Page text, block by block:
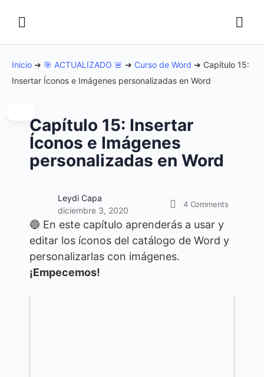
Inicio ➜ 🎯 ACTUALIZADO 🚨 ➜ Curso de Word ➜ Capítulo 15:
Insertar Íconos e Imágenes personalizadas en Word
Capítulo 15: Insertar
Íconos e Imágenes
personalizadas en Word
Leydi Capa
diciembre 3, 2020
4 Comments
🔵 En este capítulo aprenderás a usar y
editar los íconos del catálogo de Word y
personalizarlas con imágenes.
¡Empecemos!